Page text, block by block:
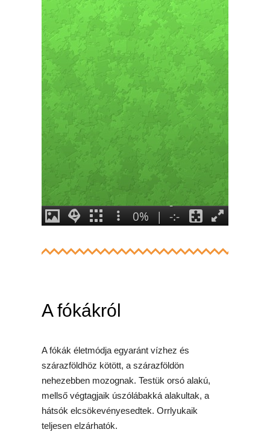
A fókákról
A fókák életmódja egyaránt vízhez és
szárazföldhöz kötött, a szárazföldön
nehezebben mozognak. Testük orsó alakú,
mellső végtagjaik úszólábakká alakultak, a
hátsók elcsökevényesedtek. Orrlyukaik
teljesen elzárhatók.